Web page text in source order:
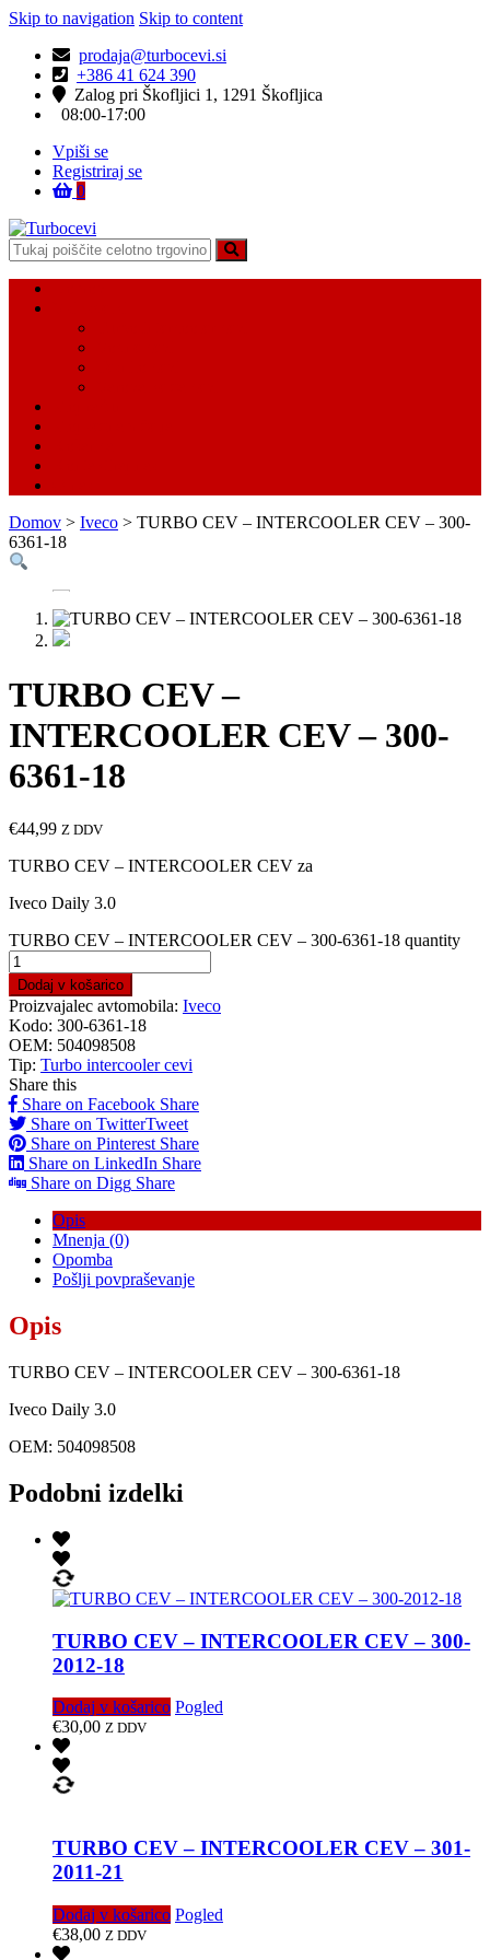
Skip to navigation Skip to content
prodaja@turbocevi.si
+386 41 624 390
Zalog pri Škofljici 1, 1291 Škofljica
08:00-17:00
Vpiši se
Registriraj se
0
Turbocevi
Turbo ideal – turbo cevi
Domov > Iveco > TURBO CEV – INTERCOOLER CEV – 300-
6361-18
TURBO CEV –
INTERCOOLER CEV – 300-
6361-18
€44,99 Z DDV
TURBO CEV – INTERCOOLER CEV za
Iveco Daily 3.0
TURBO CEV – INTERCOOLER CEV – 300-6361-18 quantity
Dodaj v košarico
Proizvajalec avtomobila: Iveco
Kodo: 300-6361-18
OEM: 504098508
Tip: Turbo intercooler cevi
Share this
Share on Facebook Share
Share on TwitterTweet
Share on Pinterest Share
Share on LinkedIn Share
Share on Digg Share
Opis
Mnenja (0)
Opomba
Pošlji povpraševanje
Opis
TURBO CEV – INTERCOOLER CEV – 300-6361-18
Iveco Daily 3.0
OEM: 504098508
Podobni izdelki
TURBO CEV – INTERCOOLER CEV – 300-
2012-18
Dodaj v košarico Pogled
€30,00 Z DDV
TURBO CEV – INTERCOOLER CEV – 301-
2011-21
Dodaj v košarico Pogled
€38,00 Z DDV